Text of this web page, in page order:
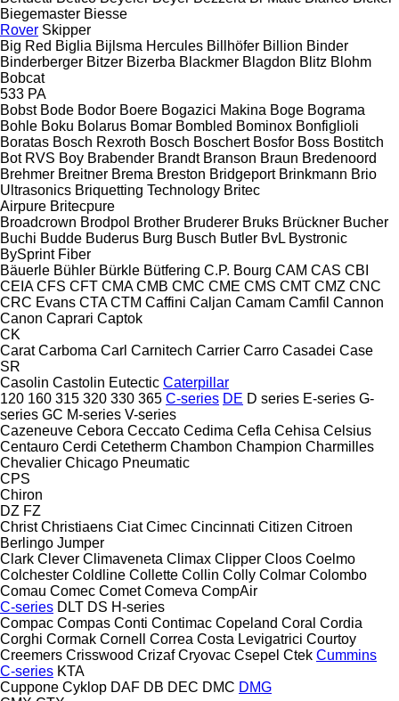
Biegemaster Biesse
Rover Skipper
Big Red Biglia Bijlsma Hercules Billhöfer Billion Binder
Binderberger Bitzer Bizerba Blackmer Blagdon Blitz Blohm
Bobcat
533 PA
Bobst Bode Bodor Boere Bogazici Makina Boge Bograma
Bohle Boku Bolarus Bomar Bombled Bominox Bonfiglioli
Boratas Bosch Rexroth Bosch Boschert Bosfor Boss Bostitch
Bot RVS Boy Brabender Brandt Branson Braun Bredenoord
Brehmer Breitner Brema Breston Bridgeport Brinkmann Brio
Ultrasonics Briquetting Technology Britec
Airpure Britecpure
Broadcrown Brodpol Brother Bruderer Bruks Brückner Bucher
Buchi Budde Buderus Burg Busch Butler BvL Bystronic
BySprint Fiber
Bäuerle Bühler Bürkle Bütfering C.P. Bourg CAM CAS CBI
CEIA CFS CFT CMA CMB CMC CME CMS CMT CMZ CNC
CRC Evans CTA CTM Caffini Caljan Camam Camfil Cannon
Canon Caprari Captok
CK
Carat Carboma Carl Carnitech Carrier Carro Casadei Case
SR
Casolin Castolin Eutectic Caterpillar
120 160 315 320 330 365 C-series DE D series E-series G-
series GC M-series V-series
Cazeneuve Cebora Ceccato Cedima Cefla Cehisa Celsius
Centauro Cerdi Cetetherm Chambon Champion Charmilles
Chevalier Chicago Pneumatic
CPS
Chiron
DZ FZ
Christ Christiaens Ciat Cimec Cincinnati Citizen Citroen
Berlingo Jumper
Clark Clever Climaveneta Climax Clipper Cloos Coelmo
Colchester Coldline Collette Collin Colly Colmar Colombo
Comau Comec Comet Comeva CompAir
C-series DLT DS H-series
Compac Compas Conti Contimac Copeland Coral Cordia
Corghi Cormak Cornell Correa Costa Levigatrici Courtoy
Creemers Crisswood Crizaf Cryovac Csepel Ctek Cummins
C-series KTA
Cuppone Cyklop DAF DB DEC DMC DMG